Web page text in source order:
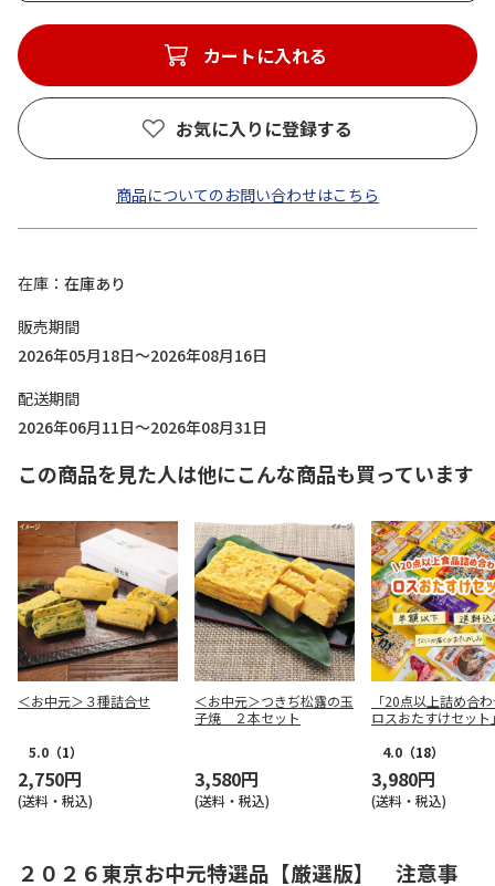
カートに入れる
お気に入りに登録する
商品についてのお問い合わせはこちら
在庫
在庫あり
販売期間
2026年05月18日～2026年08月16日
配送期間
2026年06月11日～2026年08月31日
この商品を見た人は他にこんな商品も買っています
＜お中元＞３種詰合せ
5.0 （1）
2,750円
(送料・税込)
＜お中元＞つきぢ松露の玉
子焼 ２本セット
3,580円
(送料・税込)
「20点以上詰め合
ロスおたすけセット
4.0 （18）
3,980円
(送料・税込)
２０２６東京お中元特選品【厳選版】 注意事